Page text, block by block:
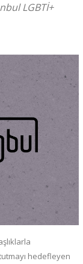
LGBTİ+
hedefleyen